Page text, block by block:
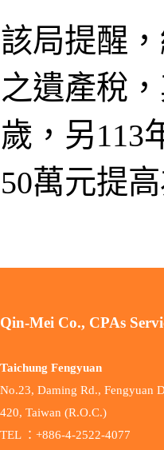
該局提醒
之遺產稅
歲，另113
50萬元提
Qin-Mei Co., CPAs
Taichung Fengyuan
No.23, Daming Rd., Fengyuan
420, Taiwan (R.O.C.)
TEL ：+886-4-2522-4077